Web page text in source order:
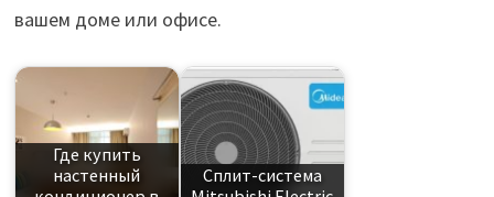
вашем доме или офисе.
Где купить
настенный
Сплит-система